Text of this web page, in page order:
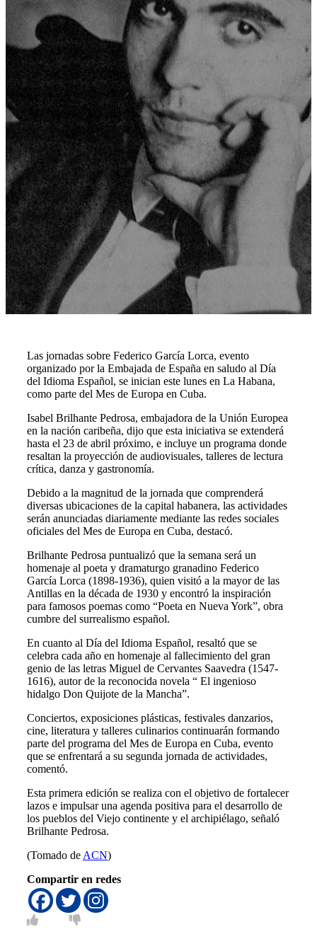
Las jornadas sobre Federico García Lorca, evento
organizado por la Embajada de España en saludo al Día
del Idioma Español, se inician este lunes en La Habana,
como parte del Mes de Europa en Cuba.
Isabel Brilhante Pedrosa, embajadora de la Unión Europea
en la nación caribeña, dijo que esta iniciativa se extenderá
hasta el 23 de abril próximo, e incluye un programa donde
resaltan la proyección de audiovisuales, talleres de lectura
crítica, danza y gastronomía.
Debido a la magnitud de la jornada que comprenderá
diversas ubicaciones de la capital habanera, las actividades
serán anunciadas diariamente mediante las redes sociales
oficiales del Mes de Europa en Cuba, destacó.
Brilhante Pedrosa puntualizó que la semana será un
homenaje al poeta y dramaturgo granadino Federico
García Lorca (1898-1936), quien visitó a la mayor de las
Antillas en la década de 1930 y encontró la inspiración
para famosos poemas como “Poeta en Nueva York”, obra
cumbre del surrealismo español.
En cuanto al Día del Idioma Español, resaltó que se
celebra cada año en homenaje al fallecimiento del gran
genio de las letras Miguel de Cervantes Saavedra (1547-
1616), autor de la reconocida novela “ El ingenioso
hidalgo Don Quijote de la Mancha”.
Conciertos, exposiciones plásticas, festivales danzarios,
cine, literatura y talleres culinarios continuarán formando
parte del programa del Mes de Europa en Cuba, evento
que se enfrentará a su segunda jornada de actividades,
comentó.
Esta primera edición se realiza con el objetivo de fortalecer
lazos e impulsar una agenda positiva para el desarrollo de
los pueblos del Viejo continente y el archipiélago, señaló
Brilhante Pedrosa.
(Tomado de ACN)
Compartir en redes